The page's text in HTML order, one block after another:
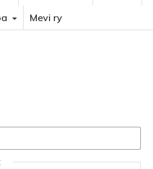
Mevi ry